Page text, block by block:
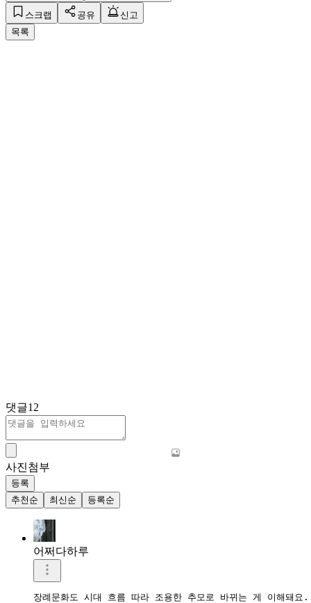
스크랩 공유
신고
목록
댓글12
사진첨부
등록
추천순
최신순 등록순
어쩌다하루
장례문화도 시대 흐름 따라 조용한 추모로 바뀌는 게 이해돼